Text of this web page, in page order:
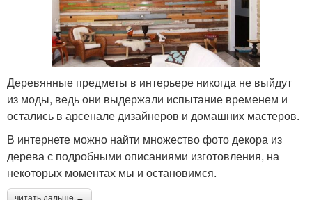
Деревянные предметы в интерьере никогда не выйдут
из моды, ведь они выдержали испытание временем и
остались в арсенале дизайнеров и домашних мастеров.
В интернете можно найти множество фото декора из
дерева с подробными описаниями изготовления, на
некоторых моментах мы и остановимся.